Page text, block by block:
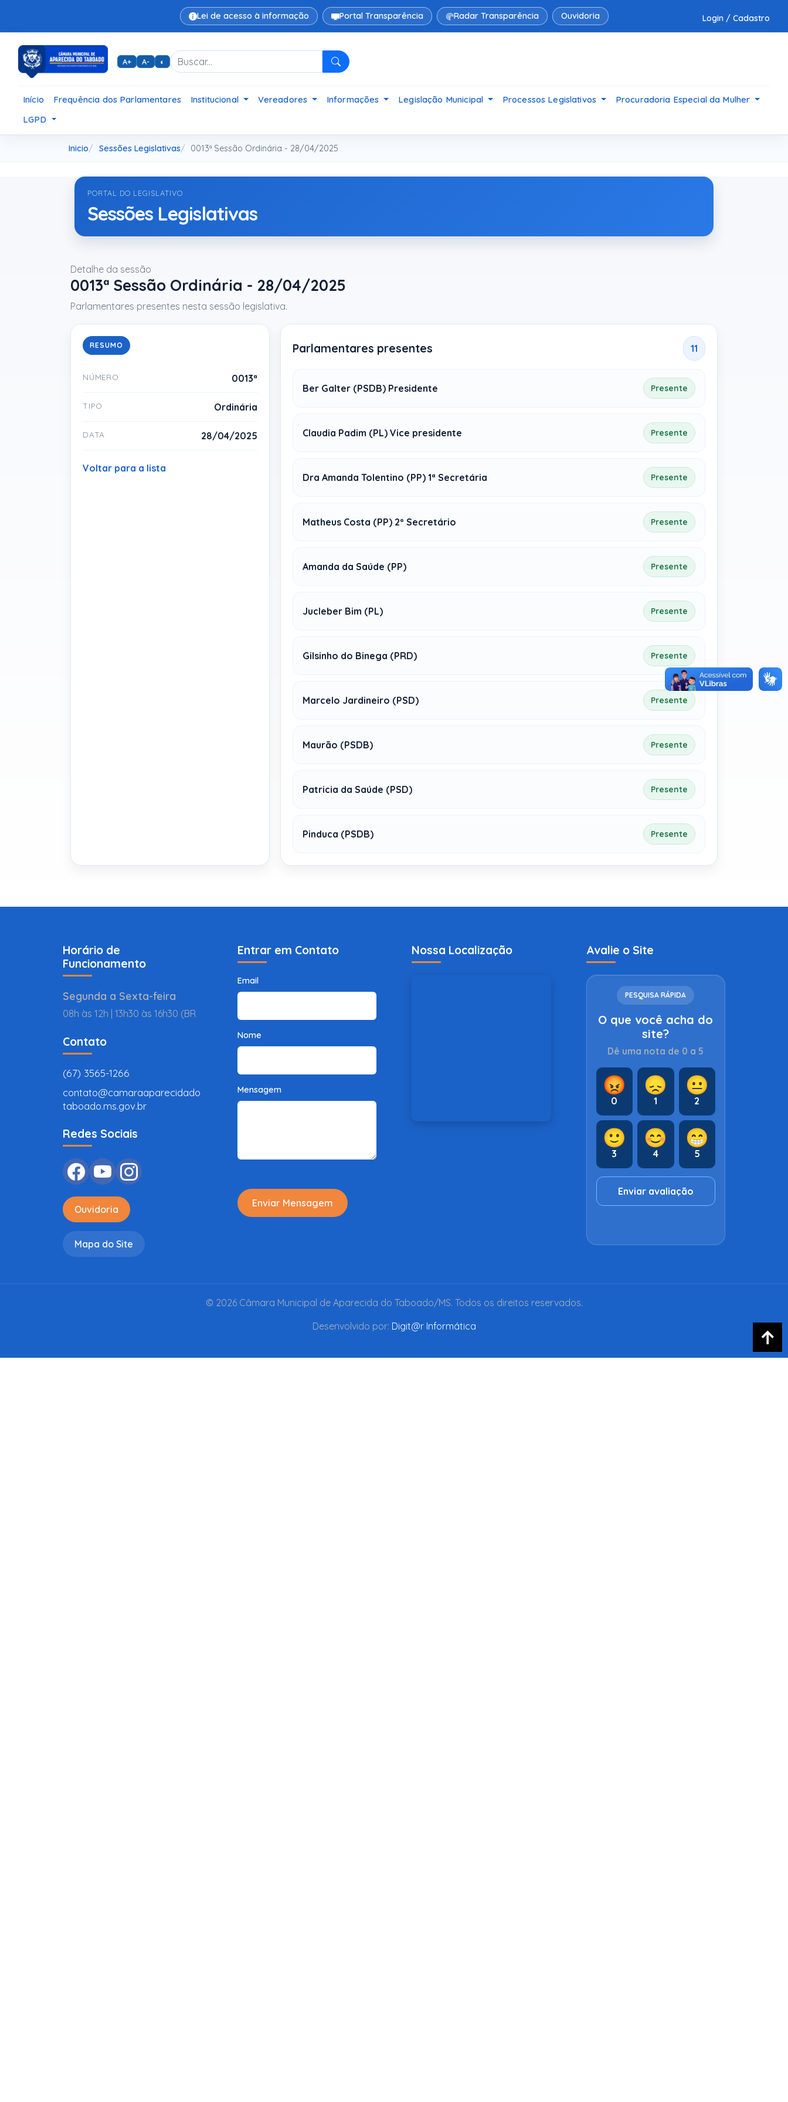
Lei de acesso à informação Portal Transparência Radar Transparência Ouvidoria Login / Cadastro
A+ A- ◐
Pesquisar
Início Frequência dos Parlamentares Institucional Vereadores Informações Legislação Municipal Processos Legislativos
Procuradoria Especial da Mulher
LGPD
Inicio Sessões Legislativas 0013ª Sessão Ordinária - 28/04/2025
PORTAL DO LEGISLATIVO
Sessões Legislativas
Detalhe da sessão
0013ª Sessão Ordinária - 28/04/2025
Parlamentares presentes nesta sessão legislativa.
RESUMO
NÚMERO 0013ª
TIPO Ordinária
DATA 28/04/2025
Voltar para a lista
Parlamentares presentes 11
Ber Galter (PSDB) Presidente Presente
Claudia Padim (PL) Vice presidente Presente
Dra Amanda Tolentino (PP) 1ª Secretária Presente
Matheus Costa (PP) 2º Secretário Presente
Amanda da Saúde (PP) Presente
Jucleber Bim (PL) Presente
Gilsinho do Binega (PRD) Presente
Marcelo Jardineiro (PSD) Presente
Maurão (PSDB) Presente
Patricia da Saúde (PSD) Presente
Pinduca (PSDB) Presente
Horário de
Funcionamento
Segunda a Sexta-feira
08h às 12h | 13h30 às 16h30 (BR
Contato
(67) 3565-1266
contato@camaraaparecidado
taboado.ms.gov.br
Redes Sociais
Ouvidoria
Mapa do Site
Entrar em Contato
Email
Nome
Mensagem
Enviar Mensagem
Nossa Localização Avalie o Site
PESQUISA RÁPIDA
O que você acha do
site?
Dê uma nota de 0 a 5
😡
0
😞
1
😐
2
🙂
3
😊
4
😁
5
Enviar avaliação
© 2026 Câmara Municipal de Aparecida do Taboado/MS. Todos os direitos reservados.
Desenvolvido por: Digit@r Informática